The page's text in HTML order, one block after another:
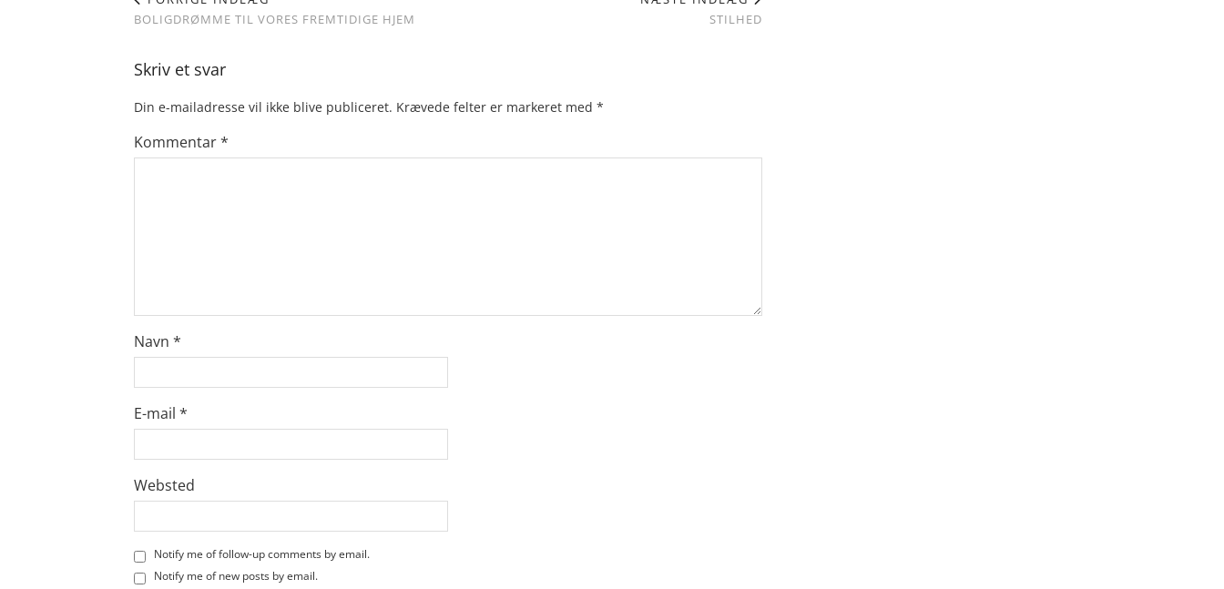
BOLIGDRØMME TIL VORES FREMTIDIGE HJEM
STILHED
Skriv et svar
Din e-mailadresse vil ikke blive publiceret. Krævede felter er markeret med *
Kommentar*
Navn *
E-mail *
Websted
Notify me of follow-up comments by email.
Notify me of new posts by email.